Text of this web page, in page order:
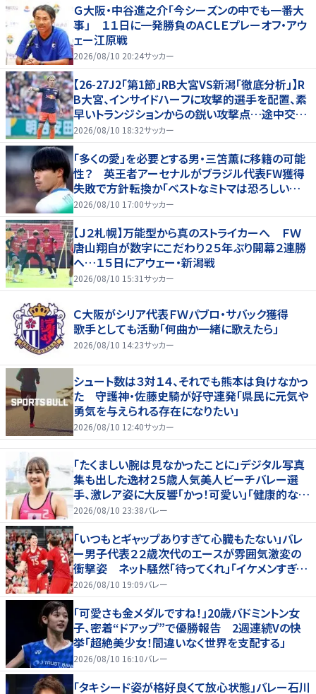
Ｇ大阪・中谷進之介「今シーズンの中でも一番大
事」 １１日に一発勝負のＡＣＬＥプレーオフ・アウ
ェー江原戦
2026/08/10 20:24サッカー
【26-27J2「第1節」RB大宮VS新潟「徹底分析」】R
B大宮、インサイドハーフに攻撃的選手を配置、素
早いトランジションからの鋭い攻撃点…途中交代
での“メッセージ”も(1)
2026/08/10 18:32サッカー
「多くの愛」を必要とする男・三笘薫に移籍の可能
性？ 英王者アーセナルがブラジル代表FW獲得
失敗で方針転換か「ベストなミトマは恐ろしいほ
ど優れている」
2026/08/10 17:00サッカー
【Ｊ２札幌】万能型から真のストライカーへ ＦＷ
唐山翔自が数字にこだわり２５年ぶり開幕２連勝
へ…１５日にアウェー・新潟戦
2026/08/10 15:31サッカー
Ｃ大阪がシリア代表ＦＷパブロ・サバック獲得
歌手としても活動「何曲か一緒に歌えたら」
2026/08/10 14:23サッカー
シュート数は３対１４、それでも熊本は負けなかっ
た 守護神・佐藤史騎が好守連発「県民に元気や
勇気を与えられる存在になりたい」
2026/08/10 12:40サッカー
「たくましい腕は見なかったことに」デジタル写真
集も出した逸材２５歳人気美人ビーチバレー選
手、激レア姿に大反響「かっ！可愛い」「健康的なキ
レイさ」
2026/08/10 23:38バレー
「いつもとギャップありすぎて心臓もたない」バレ
ー男子代表２２歳次代のエースが雰囲気激変の
衝撃姿 ネット騒然「待ってくれ」「イケメンすぎる
から話はいってこない」
2026/08/10 19:09バレー
「可愛さも金メダルですね！」20歳バドミントン女
子、密着“ドアップ”で優勝報告 2週連続Vの快
挙「超絶美少女！間違いなく世界を支配する」
2026/08/10 16:10バレー
「タキシード姿が格好良くて放心状態」バレー石川